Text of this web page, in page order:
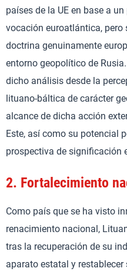
países de la UE en base a
vocación euroatlántica,
doctrina genuinamente
entorno geopolítico de
dicho análisis desde la
lituano-báltica de carácter
alcance de dicha acción
Este, así como su potencial
prospectiva de significación
2. Fortalecimiento
Como país que se ha visto
renacimiento nacional,
tras la recuperación de su
aparato estatal y